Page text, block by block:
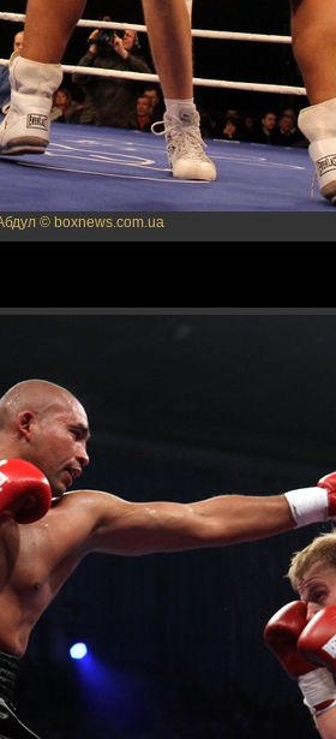
© boxnews.com.ua